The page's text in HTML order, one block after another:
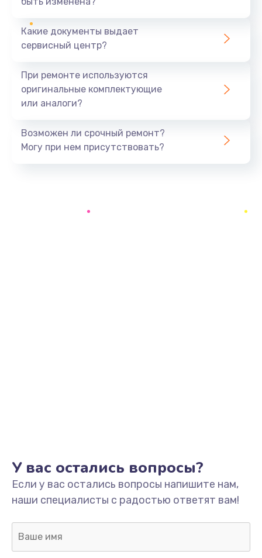
Замена системы охлаждения
Замена процессора
Заказать
Замена аккумулятора
620 руб.
Заказать
Замена клавиатуры
Какие документы выдает
сервисный центр?
При ремонте используются
оригинальные комплектующие
или аналоги?
Возможен ли срочный ремонт?
Могу при нем присутствовать?
У вас остались вопросы?
Если у вас остались вопросы напишите нам,
наши специалисты с радостью ответят вам!